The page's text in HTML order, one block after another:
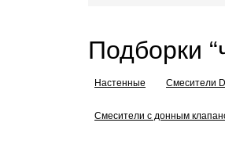
Подборки
Настенные Смесители
Смесители с донным